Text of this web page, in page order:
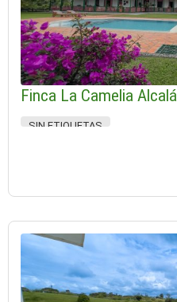
Finca La Camelia Alcalá
SIN ETIQUETAS